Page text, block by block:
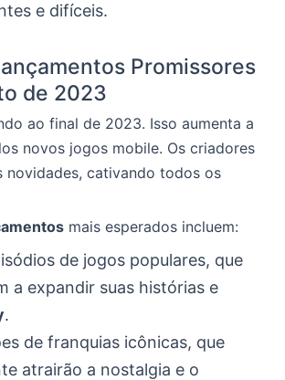
e difíceis.
Promissores
de 2023
ao final de 2023. Isso aumenta a
novos jogos mobile. Os criadores
novidades, cativando todos os
mais esperados incluem:
de jogos populares, que
a expandir suas histórias e
.
de franquias icônicas, que
atrairão a nostalgia e o